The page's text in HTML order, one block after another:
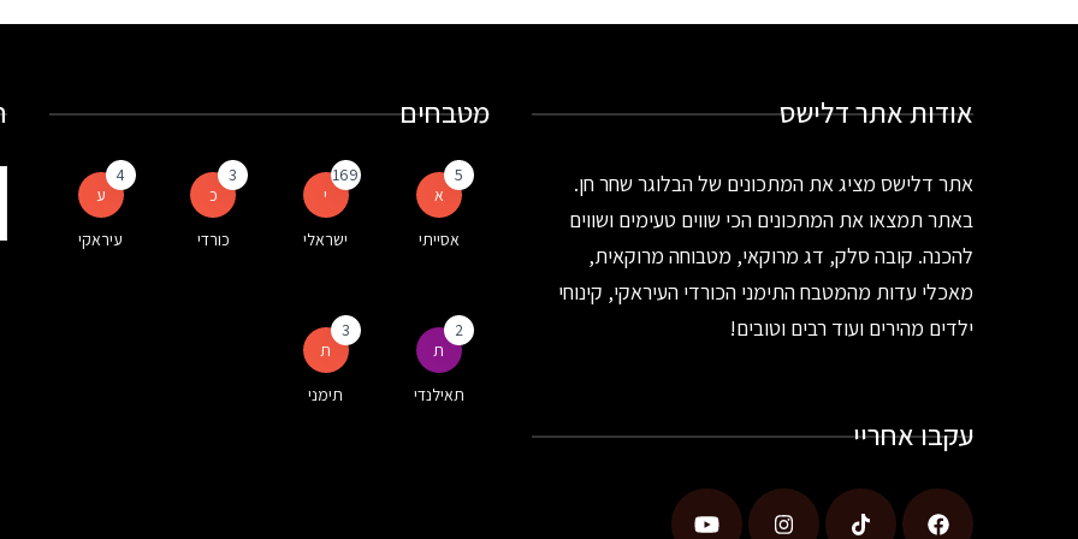
אודות אתר דלישס
אתר דלישס מציג את המתכונים של הבלוגר שחר חן.
באתר תמצאו את המתכונים הכי שווים טעימים ושווים
להכנה. קובה סלק, דג מרוקאי, מטבוחה מרוקאית,
מאכלי עדות מהמטבח התימני הכורדי העיראקי, קינוחי
ילדים מהירים ועוד רבים וטובים!
עקבו אחריי
מטבחים
א
5
אסייתי
י
169
ישראלי
כ
3
כורדי
ע
4
עיראקי
ת
2
תאילנדי
ת
3
תימני